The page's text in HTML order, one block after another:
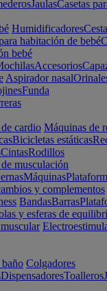
JaulasCasetas
Humidificadores
habitación de bebé
bebé
Accesorios
Aspirador nasal
Funda
cardio Máquinas de
Bicicletas estáticas
CintasRodillos
musculación
Máquinas
y complementos
BandasBarras
y esferas de
Colgadores
DispensadoresToalleros